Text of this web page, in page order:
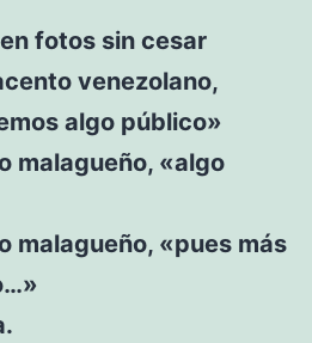
fotos sin cesar
venezolano,
algo público»
malagueño, «algo
malagueño, «pues más